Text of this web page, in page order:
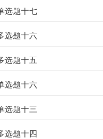
选题十七
选题十六
选题十五
选题十六
选题十三
选题十四